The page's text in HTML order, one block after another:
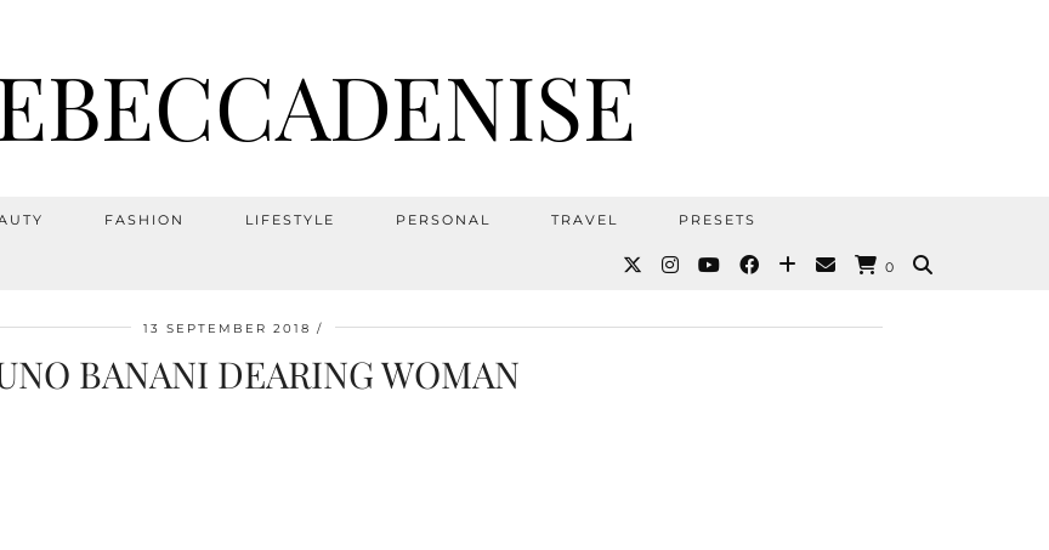
FASHION LIFESTYLE PERSONAL TRAVEL PRESETS
0
13 SEPTEMBER 2018
BANANI DEARING WOMAN